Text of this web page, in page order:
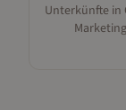
Unterkünfte in